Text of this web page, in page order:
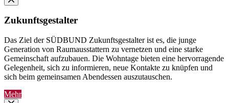
Zukunftsgestalter
Das Ziel der SÜDBUND Zukunftsgestalter ist es, die junge
Generation von Raumausstattern zu vernetzen und eine starke
Gemeinschaft aufzubauen. Die Wohntage bieten eine hervorragende
Gelegenheit, sich zu informieren, neue Kontakte zu knüpfen und
sich beim gemeinsamen Abendessen auszutauschen.
Mehr